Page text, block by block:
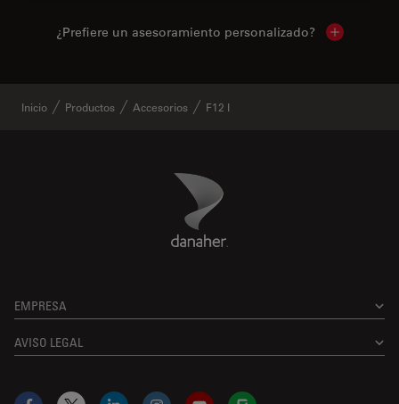
¿Prefiere un asesoramiento personalizado? Show local
Inicio Productos Accesorios F12 I
Danaher Logo
EMPRESA
AVISO LEGAL